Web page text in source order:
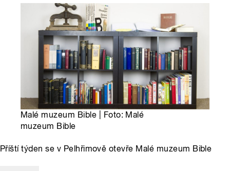
Malé muzeum Bible | Foto: Malé
muzeum Bible
Příští týden se v Pelhřimově otevře Malé muzeum Bible